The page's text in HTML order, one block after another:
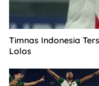
Timnas Indonesia
Lolos